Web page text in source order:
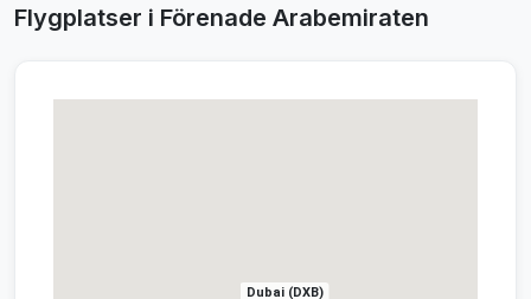
Flygplatser i Förenade Arabemiraten
Dubai (DXB)